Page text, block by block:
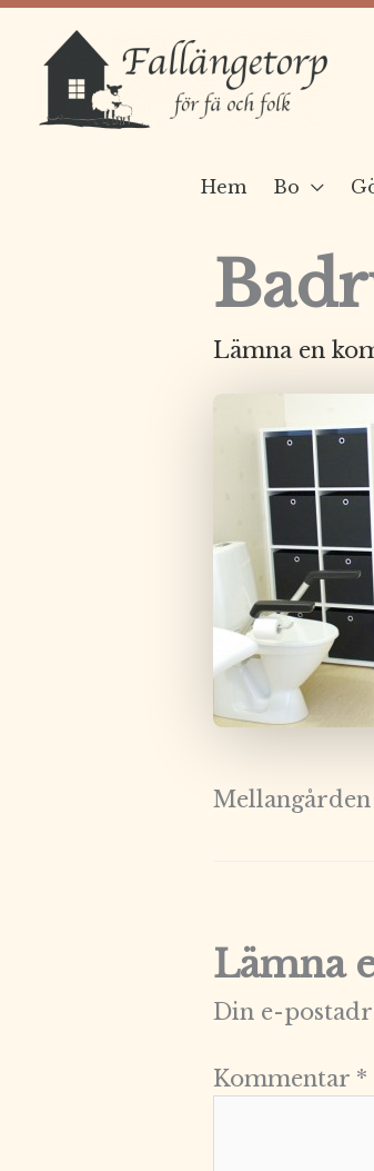
Hoppa
innehåll
Hem Bo
Lämna en
Lämna
Din e-
Kommentar *